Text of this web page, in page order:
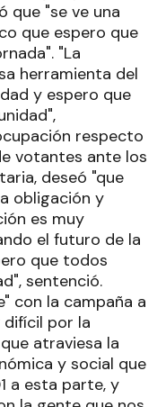
que "se ve una
que espero que
"La
herramienta del
y espero que
respecto
votantes ante los
deseó "que
obligación y
es muy
el futuro de la
que todos
sentenció.
con la campaña a
por la
atraviesa la
y social que
a esta parte, y